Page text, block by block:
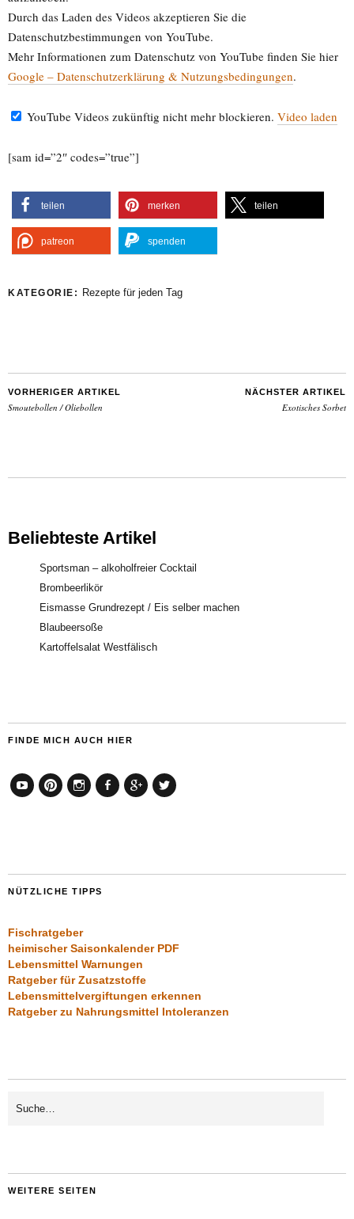
Durch das Laden des Videos akzeptieren Sie die
Datenschutzbestimmungen von YouTube.
Mehr Informationen zum Datenschutz von YouTube finden Sie hier
Google – Datenschutzerklärung & Nutzungsbedingungen.
YouTube Videos zukünftig nicht mehr blockieren. Video laden
[sam id=”2″ codes=”true”]
teilen merken teilen
patreon spenden
KATEGORIE: Rezepte für jeden Tag
VORHERIGER ARTIKEL
Smoutebollen / Oliebollen
NÄCHSTER ARTIKEL
Exotisches Sorbet
Beliebteste Artikel
Sportsman – alkoholfreier Cocktail
Brombeerlikör
Eismasse Grundrezept / Eis selber machen
Blaubeersoße
Kartoffelsalat Westfälisch
FINDE MICH AUCH HIER
NÜTZLICHE TIPPS
Fischratgeber
heimischer Saisonkalender PDF
Lebensmittel Warnungen
Ratgeber für Zusatzstoffe
Lebensmittelvergiftungen erkennen
Ratgeber zu Nahrungsmittel Intoleranzen
WEITERE SEITEN